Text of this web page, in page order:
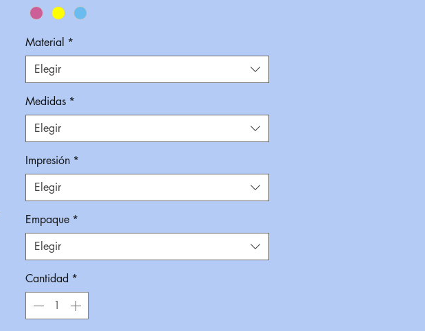
Material *
Elegir
Medidas *
Elegir
Impresión *
Elegir
Empaque *
Elegir
Cantidad *